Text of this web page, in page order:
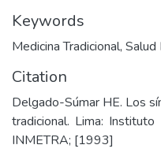
Keywords
Medicina Tradicional, Salud
Citation
Delgado-Súmar HE. Los
tradicional. Lima: Instituto
INMETRA; [1993]